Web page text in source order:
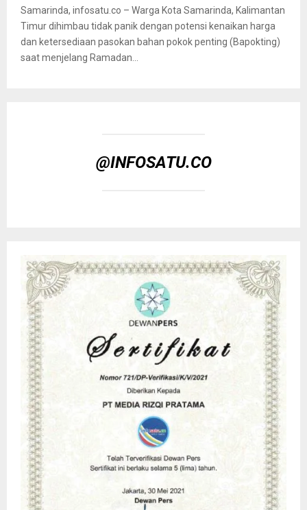
Samarinda, infosatu.co – Warga Kota Samarinda, Kalimantan
Timur dihimbau tidak panik dengan potensi kenaikan harga
dan ketersediaan pasokan bahan pokok penting (Bapokting)
saat menjelang Ramadan...
@INFOSATU.CO